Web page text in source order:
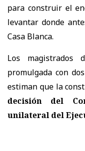
para construir el
levantar donde
Casa Blanca.
Los magistrados
promulgada con
estiman que la
decisión del
unilateral del